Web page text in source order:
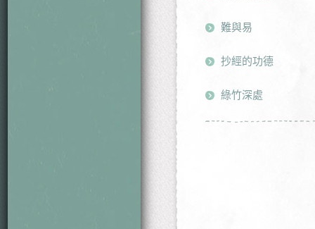
難與易
抄經的功德
綠竹深處